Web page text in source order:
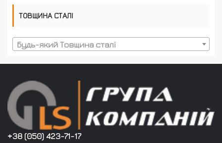
ТОВЩИНА СТАЛІ
Будь-який Товщина сталі
+38 (050) 423-71-17